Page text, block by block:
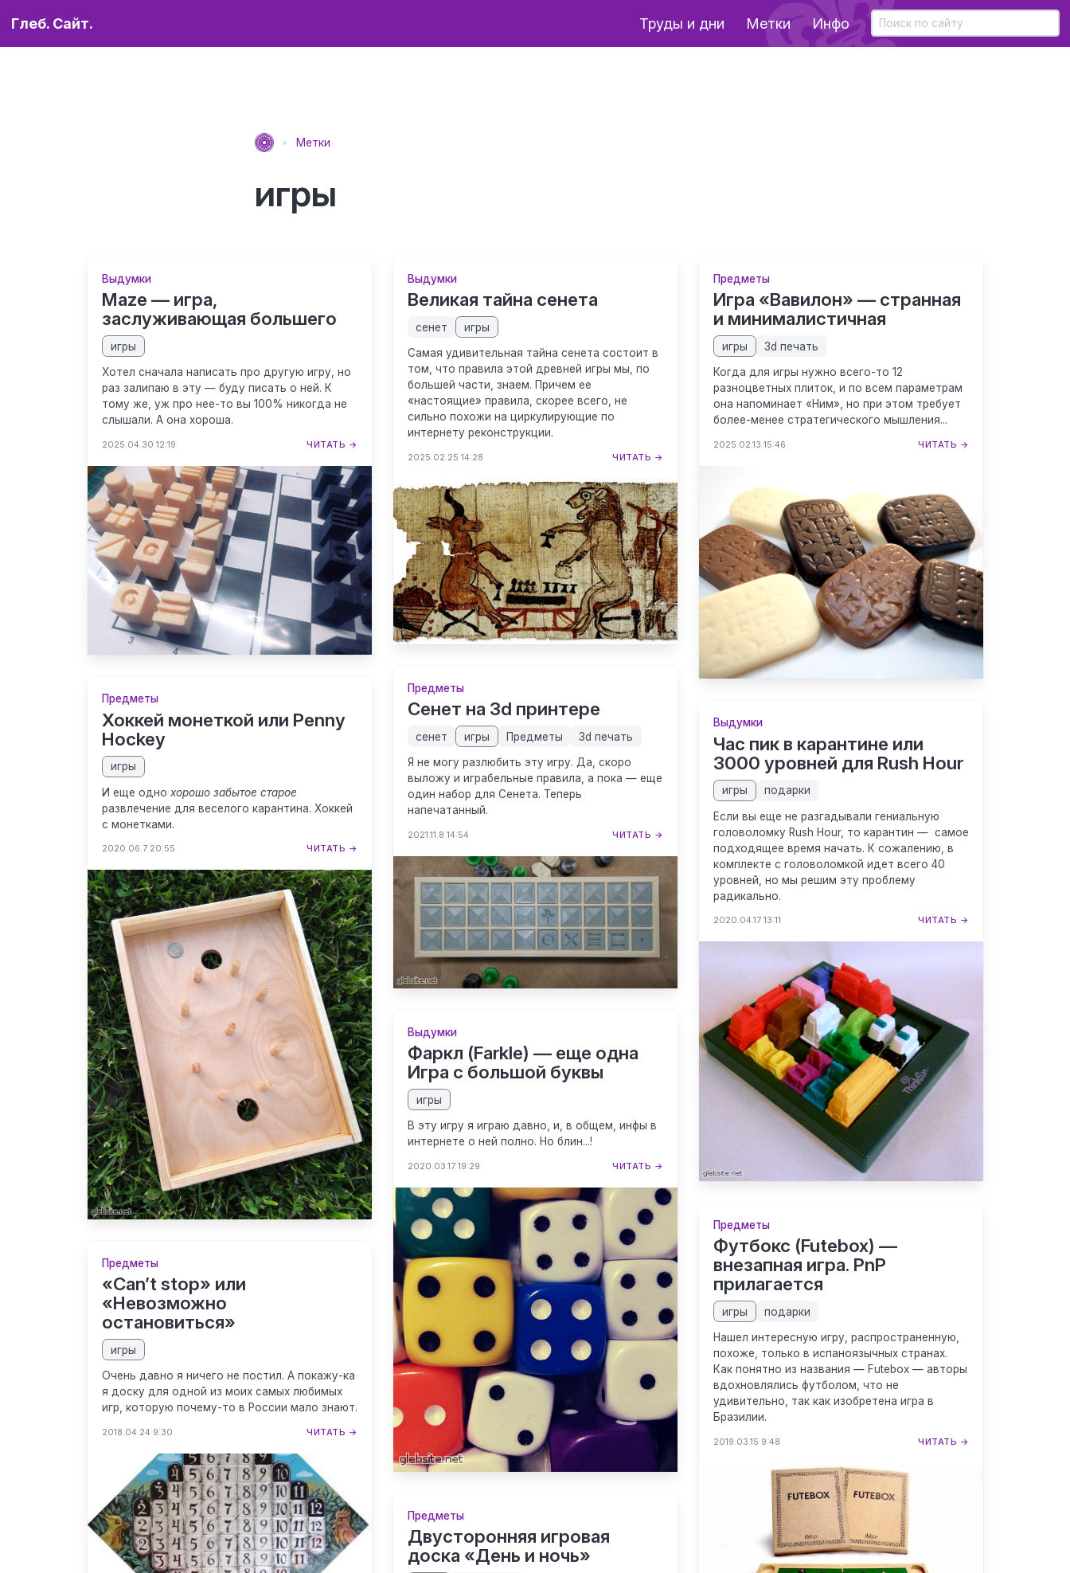
Глеб. Сайт. Труды и дни Метки Инфо
Метки
игры
Выдумки
Maze — игра,
заслуживающая большего
игры
Хотел сначала написать про другую игру, но
раз залипаю в эту — буду писать о ней. К
тому же, уж про нее-то вы 100% никогда не
слышали. А она хороша.
2025.04.30 12:19 ЧИТАТЬ →
Предметы
Хоккей монеткой или Penny
Hockey
игры
И еще одно хорошо забытое старое
развлечение для веселого карантина. Хоккей
с монетками.
2020.06.7 20:55 ЧИТАТЬ →
Предметы
«Can’t stop» или
«Невозможно
остановиться»
игры
Очень давно я ничего не постил. А покажу-ка
я доску для одной из моих самых любимых
игр, которую почему-то в России мало знают.
2018.04.24 9:30 ЧИТАТЬ →
Выдумки
Великая тайна сенета
сенет игры
Самая удивительная тайна сенета состоит в
том, что правила этой древней игры мы, по
большей части, знаем. Причем ее
«настоящие» правила, скорее всего, не
сильно похожи на циркулирующие по
интернету реконструкции.
2025.02.25 14:28 ЧИТАТЬ →
Предметы
Сенет на 3d принтере
сенет игры Предметы 3d печать
Я не могу разлюбить эту игру. Да, скоро
выложу и играбельные правила, а пока — еще
один набор для Сенета. Теперь
напечатанный.
2021.11.8 14:54 ЧИТАТЬ →
Выдумки
Фаркл (Farkle) — еще одна
Игра с большой буквы
игры
В эту игру я играю давно, и, в общем, инфы в
интернете о ней полно. Но блин...!
2020.03.17 19:29 ЧИТАТЬ →
Предметы
Двусторонняя игровая
доска «День и ночь»
Предметы
Игра «Вавилон» — странная
и минималистичная
игры 3d печать
Когда для игры нужно всего-то 12
разноцветных плиток, и по всем параметрам
она напоминает «Ним», но при этом требует
более-менее стратегического мышления...
2025.02.13 15:46 ЧИТАТЬ →
Выдумки
Час пик в карантине или
3000 уровней для Rush Hour
игры подарки
Если вы еще не разгадывали гениальную
головоломку Rush Hour, то карантин — самое
подходящее время начать. К сожалению, в
комплекте с головоломкой идет всего 40
уровней, но мы решим эту проблему
радикально.
2020.04.17 13:11 ЧИТАТЬ →
Предметы
Футбокс (Futebox) —
внезапная игра. PnP
прилагается
игры подарки
Нашел интересную игру, распространенную,
похоже, только в испаноязычных странах.
Как понятно из названия — Futebox — авторы
вдохновлялись футболом, что не
удивительно, так как изобретена игра в
Бразилии.
2019.03.15 9:48 ЧИТАТЬ →